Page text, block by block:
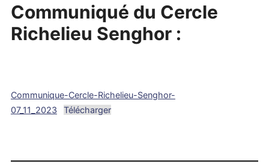
Communiqué du Cercle
Richelieu Senghor :
Communique-Cercle-Richelieu-Senghor-
07_11_2023
Télécharger